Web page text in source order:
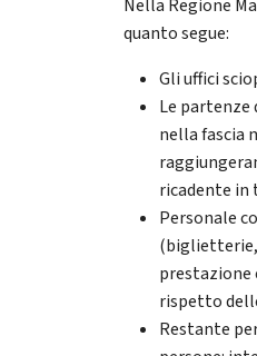
Nella Regione
quanto segue:
Gli uffici
Le partenze
nella fascia
ricadente in
Personale
(biglietterie,
prestazione
rispetto
Restante